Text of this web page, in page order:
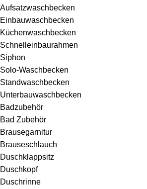
Aufsatzwaschbecken
Einbauwaschbecken
Küchenwaschbecken
Schnelleinbaurahmen
Siphon
Solo-Waschbecken
Standwaschbecken
Unterbauwaschbecken
Badzubehör
Bad Zubehör
Brausegarnitur
Brauseschlauch
Duschklappsitz
Duschkopf
Duschrinne